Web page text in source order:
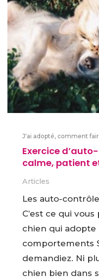
J'ai adopté, comment
Exercice
calme, patient
Articles
Les auto-
C’est ce qui
chien qui adopte
comportements
demandiez. Ni
chien bien dans